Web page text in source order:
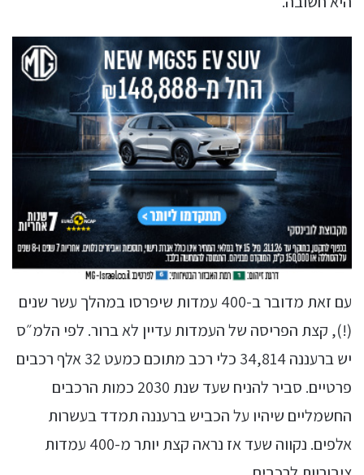
עם זאת מדובר ב-400 עמדות שיפרסו במהלך עשר שנים
(!), קצת הפריסה של העמדות עדיין לא ברור. לפי הלמ״ס
יש ברעננה 34,814 כלי רכב מתוכם כמעט 32 אלף רכבים
פרטיים. סביר להניח שעד שנת 2030 כמות הרכבים
החשמליים שיהיו על הכביש ברעננה תמדד בעשרות
אלפים. נקווה שעד אז נראה קצת יותר מ-400 עמדות